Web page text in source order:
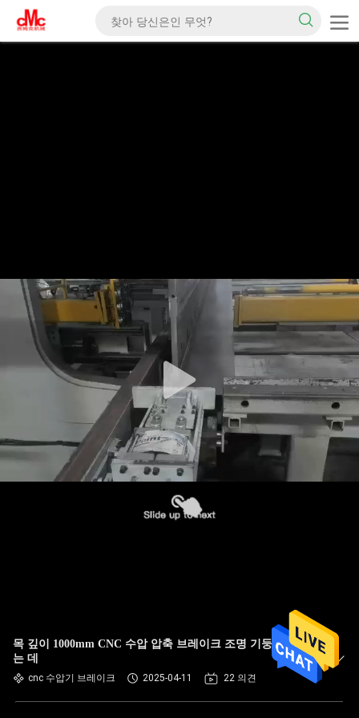
목 깊이 1000mm CNC 수압 압축 브레이크 조명 기둥을 만드
는 데
cnc 수압기 브레이크 2025-04-11 22 의견